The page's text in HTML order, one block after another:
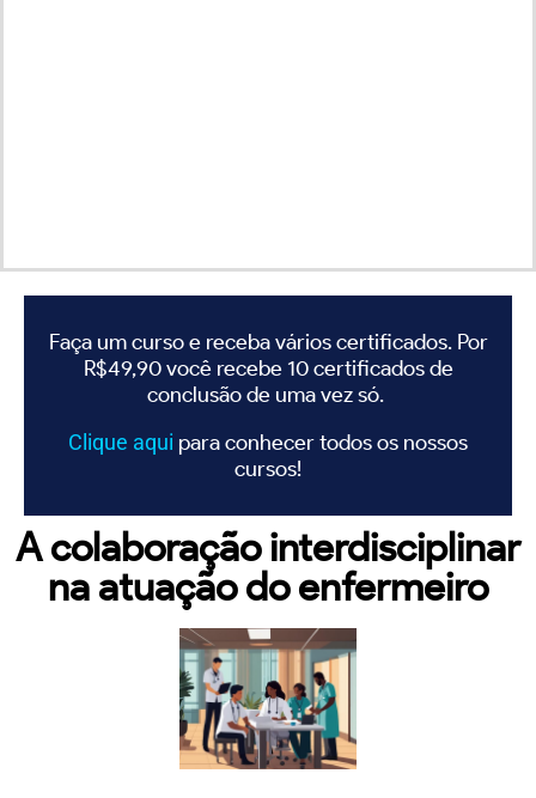
Faça um curso e receba vários certificados. Por
R$49,90 você recebe 10 certificados de
conclusão de uma vez só.
Clique aqui para conhecer todos os nossos
cursos!
A colaboração interdisciplinar
na atuação do enfermeiro